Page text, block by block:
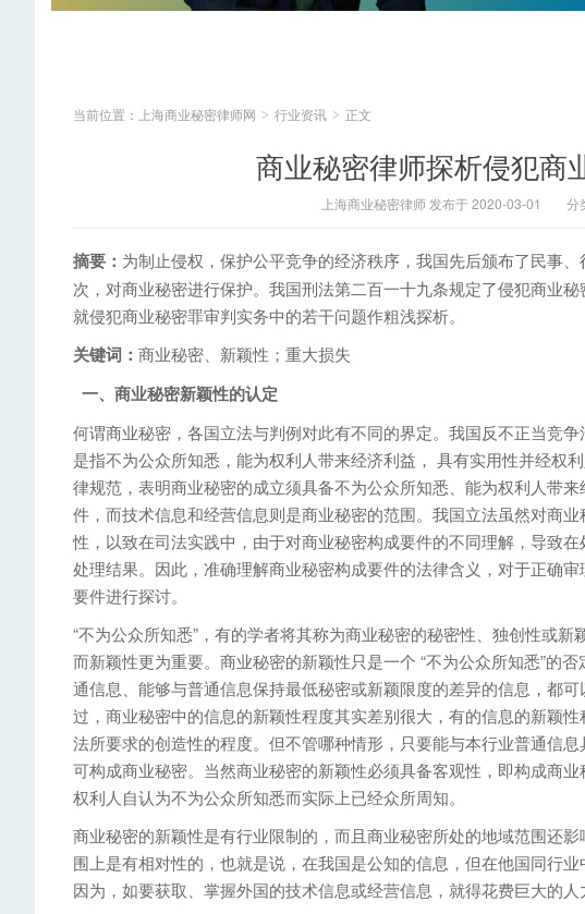
当前位置： 上海商业秘密律师网 > 行业资讯 > 正文
商业秘密律师探析侵犯商
上海商业秘密律师 发布于 2020-03-01 分
摘要： 为制止侵权，保护公平竞争的经济秩序，我国先后颁布了民事
次，对商业秘密进行保护。我国刑法第二百一十九条规定了侵犯商业
就侵犯商业秘密罪审判实务中的若干问题作粗浅探析。
关键词： 商业秘密、新颖性；重大损失
一、商业秘密新颖性的认定
何谓商业秘密，各国立法与判例对此有不同的界定。我国反不正当竞
是指不为公众所知悉，能为权利人带来经济利益， 具有实用性并经权
律规范，表明商业秘密的成立须具备不为公众所知悉、能为权利人带
件，而技术信息和经营信息则是商业秘密的范围。我国立法虽然对商
性，以致在司法实践中，由于对商业秘密构成要件的不同理解，导致
处理结果。因此，准确理解商业秘密构成要件的法律含义，对于正确
要件进行探讨。
“不为公众所知悉”，有的学者将其称为商业秘密的秘密性、独创性或
而新颖性更为重要。商业秘密的新颖性只是一个 “不为公众所知悉”的
通信息、能够与普通信息保持最低秘密或新颖限度的差异的信息，都
过，商业秘密中的信息的新颖性程度其实差别很大，有的信息的新颖
法所要求的创造性的程度。但不管哪种情形，只要能与本行业普通信
可构成商业秘密。当然商业秘密的新颖性必须具备客观性，即构成商
权利人自认为不为公众所知悉而实际上已经众所周知。
商业秘密的新颖性是有行业限制的，而且商业秘密所处的地域范围还
围上是有相对性的，也就是说，在我国是公知的信息，但在他国同行
因为，如要获取、掌握外国的技术信息或经营信息，就得花费巨大的